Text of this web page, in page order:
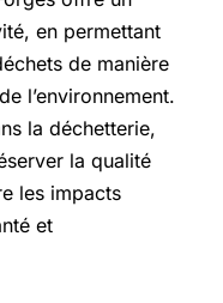
en permettant
de manière
l’environnement.
la déchetterie,
la qualité
les impacts
et